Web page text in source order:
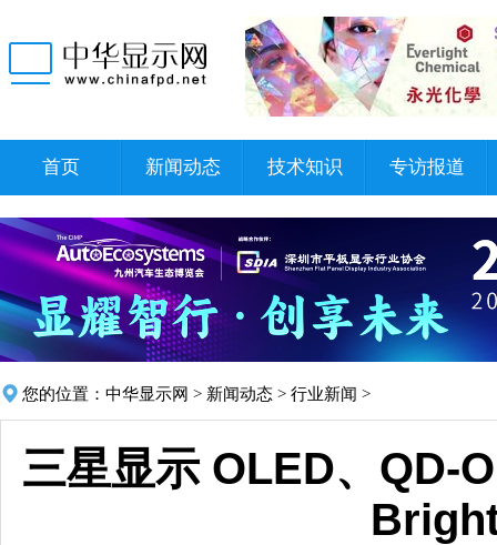
首页 新闻动态 技术知识 专访报道
您的位置： 中华显示网 > 新闻动态 > 行业新闻 >
三星显示 OLED、QD-